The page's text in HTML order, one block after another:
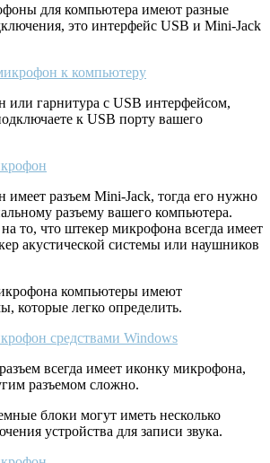
для компьютера имеют разные
это интерфейс USB и Mini-Jack
или гарнитура с USB интерфейсом,
к USB порту вашего
имеет разъем Mini-Jack, тогда его нужно
разъему вашего компьютера.
то, что штекер микрофона всегда имеет
акустической системы или наушников
компьютеры имеют
которые легко определить.
всегда имеет иконку микрофона,
разъемом сложно.
блоки могут иметь несколько
устройства для записи звука.